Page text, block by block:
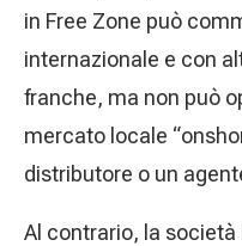
in Free Zone può
internazionale e con
franche, ma non può
mercato locale
distributore o un
Al contrario, la società